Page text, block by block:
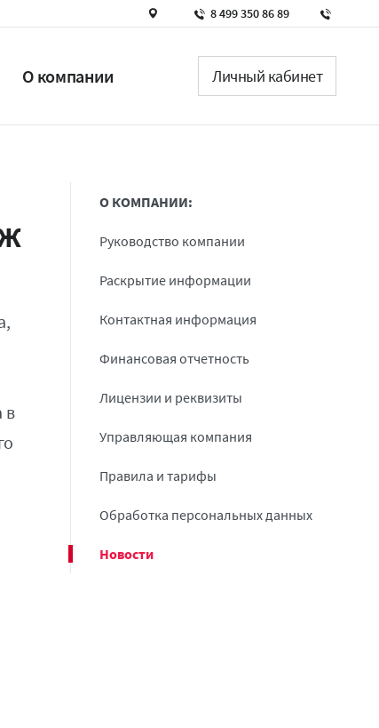
8 499 350 86 89
О компании Личный кабинет
в
О КОМПАНИИ:
Руководство компании
Раскрытие информации
Контактная информация
Финансовая отчетность
Лицензии и реквизиты
Управляющая компания
Правила и тарифы
Обработка персональных данных
Новости